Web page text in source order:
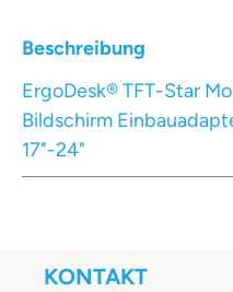
Beschreibung
ErgoDesk® TFT-Star
Bildschirm
17"-24"
KONTAKT